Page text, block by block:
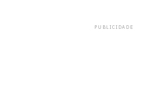
PUBLICIDADE